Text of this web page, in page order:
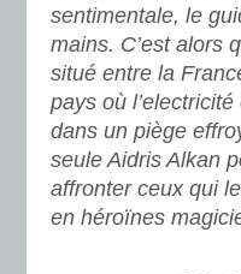
sentimentale, le
mains. C’est alors
situé entre la
pays où
dans un piège
seule Aidris Alkan
affronter ceux qui
en héroïnes